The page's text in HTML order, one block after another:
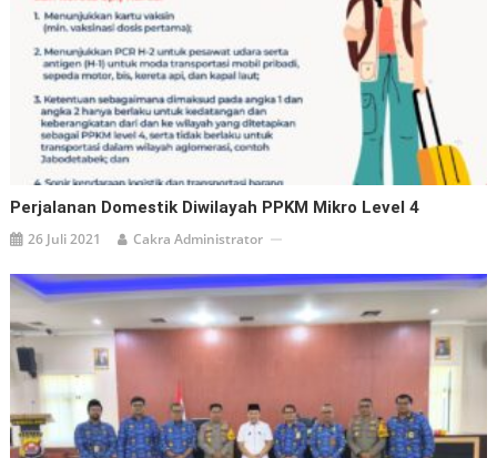
Perjalanan Domestik Diwilayah PPKM Mikro Level 4
26 Juli 2021 Cakra Administrator